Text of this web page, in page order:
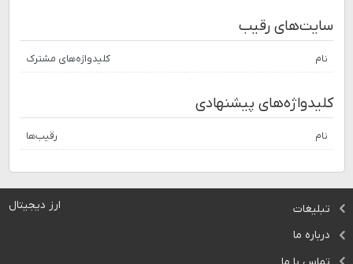
سایت‌های رقیب
نام کلیدواژه‌های مشترک
کلیدواژه‌های پیشنهادی
نام رقیب‌ها
ارز دیجیتال
تبلیغات
درباره ما